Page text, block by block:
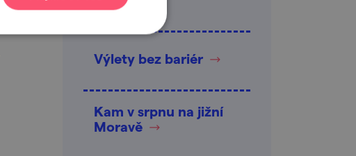
já
Výlety bez bariér
Kam v srpnu na jižní
Moravě